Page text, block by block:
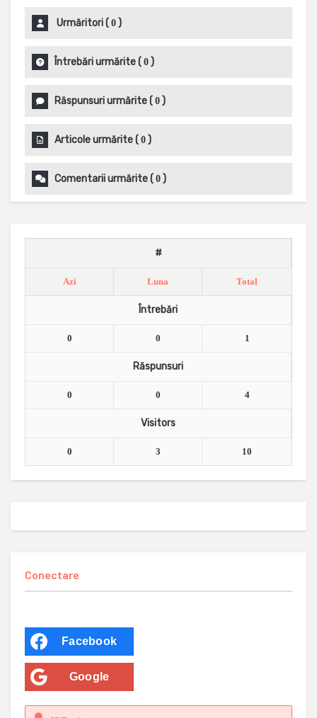
Urmăritori( 0 )
Întrebări urmărite( 0 )
Răspunsuri urmărite( 0 )
Articole urmărite( 0 )
Comentarii urmărite( 0 )
#
Azi Luna Total
Întrebări
0 0 1
Răspunsuri
0 0 4
Visitors
0 3 10
Conectare
Facebook
Google